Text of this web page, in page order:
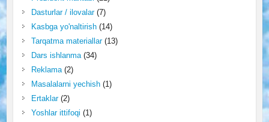
Dasturlar / ilovalar(7)
Kasbga yo'naltirish(14)
Tarqatma materiallar(13)
Dars ishlanma(34)
Reklama(2)
Masalalarni yechish(1)
Ertaklar(2)
Yoshlar ittifoqi (1)